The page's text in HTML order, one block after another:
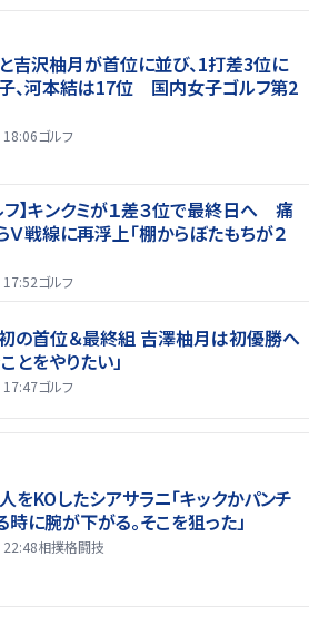
吉沢柚月が首位に並び、1打差3位に
、河本結は17位 国内女子ゴルフ第2
ゴルフ
フ】キンクミが１差３位で最終日へ 痛
Ｖ戦線に再浮上「棚からぼたもちが２
ゴルフ
の首位＆最終組 吉澤柚月は初優勝へ
とをやりたい」
ゴルフ
人をKOしたシアサラニ「キックかパンチ
に腕が下がる。そこを狙った」
相撲格闘技